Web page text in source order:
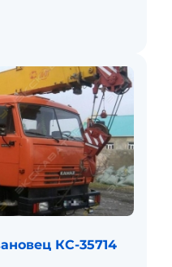
КС-35714